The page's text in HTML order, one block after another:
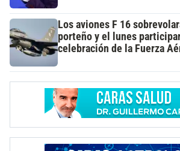
Los aviones F 16
porteño y el lunes
celebración de la Fuerza